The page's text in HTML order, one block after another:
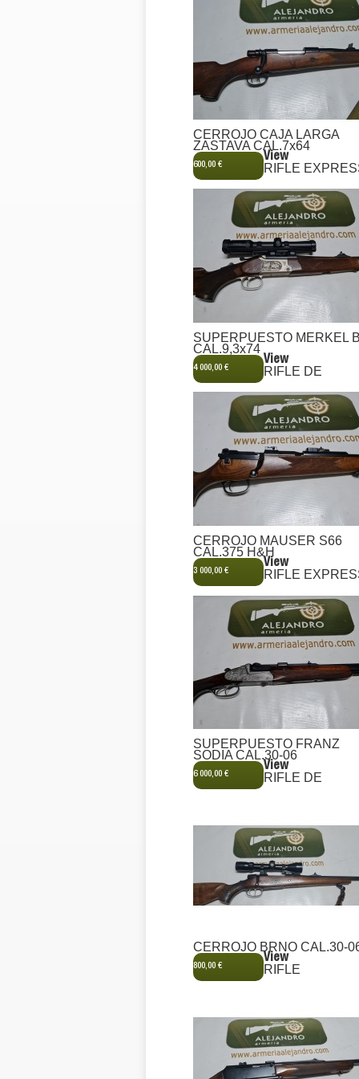
CERROJO CAJA LARGA
ZASTAVA CAL.7x64
600,00 €
View
RIFLE
SUPERPUESTO MERKEL
CAL.9,3x74
4 000,00 €
View
RIFLE DE
CERROJO MAUSER S66
CAL.375 H&H
3 000,00 €
View
RIFLE
SUPERPUESTO FRANZ
SODIA CAL.30-06
6 000,00 €
View
RIFLE DE
CERROJO BRNO CAL.30-
800,00 €
View
RIFLE